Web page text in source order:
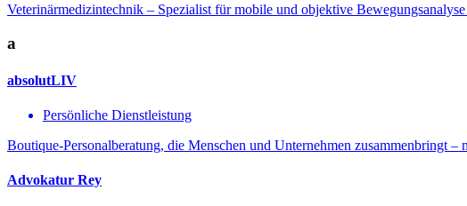
Veterinärmedizintechnik – Spezialist für mobile und objektive
a
absolutLIV
Persönliche Dienstleistung
Boutique-Personalberatung, die Menschen und Unternehmen zusammenbringt –
Advokatur Rey